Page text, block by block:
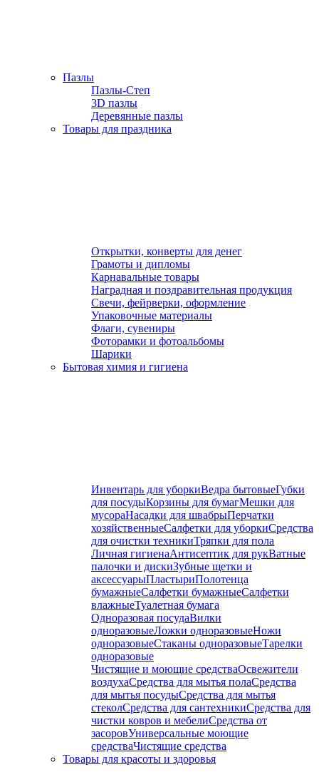
Пазлы
Пазлы-Степ
3D пазлы
Деревянные пазлы
Товары для праздника
Открытки, конверты для денег
Грамоты и дипломы
Карнавальные товары
Наградная и поздравительная продукция
Свечи, фейрверки, оформление
Упаковочные материалы
Флаги, сувениры
Фоторамки и фотоальбомы
Шарики
Бытовая химия и гигиена
Инвентарь для уборкиВедра бытовыеГубки
для посудыКорзины для бумагМешки для
мусораНасадки для швабрыПерчатки
хозяйственныеСалфетки для уборкиСредства
для очистки техникиТряпки для пола
Личная гигиенаАнтисептик для рукВатные
палочки и дискиЗубные щетки и
аксессуарыПластыриПолотенца
бумажныеСалфетки бумажныеСалфетки
влажныеТуалетная бумага
Одноразовая посудаВилки
одноразовыеЛожки одноразовыеНожи
одноразовыеСтаканы одноразовыеТарелки
одноразовые
Чистящие и моющие средстваОсвежители
воздухаСредства для мытья полаСредства
для мытья посудыСредства для мытья
стеколСредства для сантехникиСредства для
чистки ковров и мебелиСредства от
засоровУниверсальные моющие
средстваЧистящие средства
Товары для красоты и здоровья